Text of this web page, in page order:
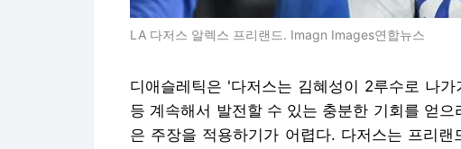
LA 다저스 알렉스 프리랜드. Imagn Images연합뉴스
디애슬레틱은 '다저스는 김혜성이 2루수로 나
등 계속해서 발전할 수 있는 충분한 기회를 얻
은 주장을 적용하기가 어렵다. 다저스는 프리